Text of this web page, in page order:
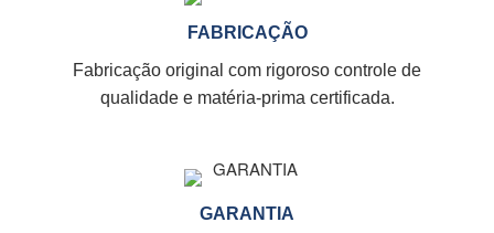
FABRICAÇÃO
Fabricação original com rigoroso controle de
qualidade e matéria-prima certificada.
GARANTIA